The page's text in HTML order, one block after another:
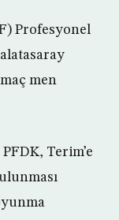
Profesyonel
men
Terim’e